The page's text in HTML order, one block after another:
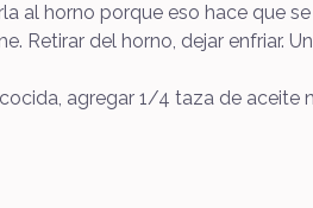
al horno porque eso hace que
Retirar del horno, dejar enfriar.
agregar 1/4 taza de aceite